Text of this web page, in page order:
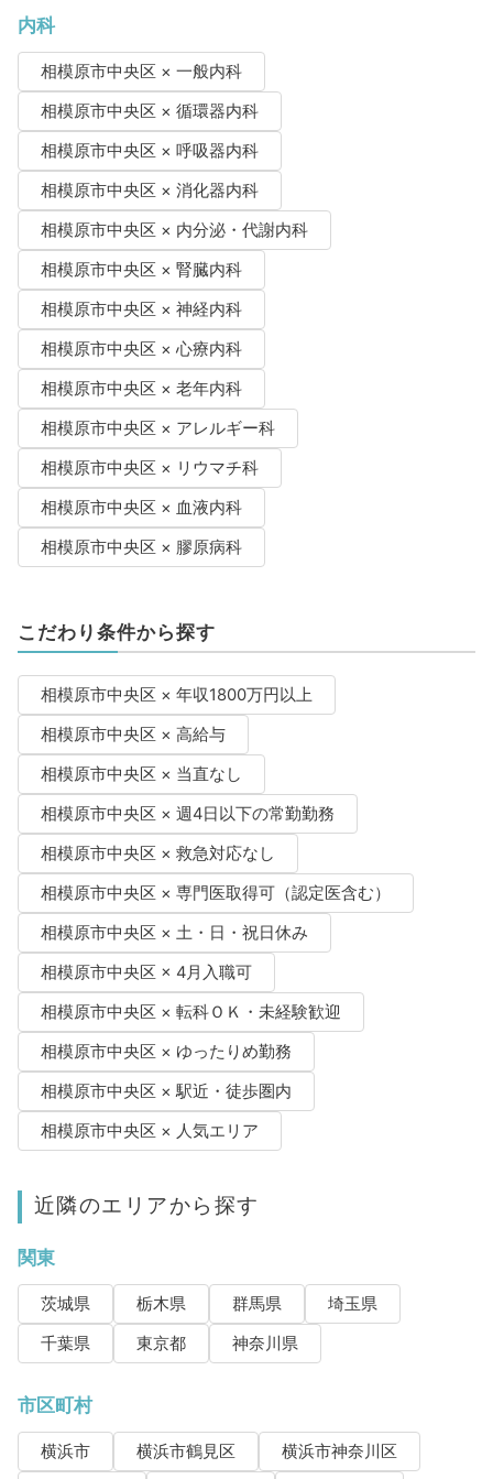
内科
相模原市中央区 × 一般内科
相模原市中央区 × 循環器内科
相模原市中央区 × 呼吸器内科
相模原市中央区 × 消化器内科
相模原市中央区 × 内分泌・代謝内科
相模原市中央区 × 腎臓内科
相模原市中央区 × 神経内科
相模原市中央区 × 心療内科
相模原市中央区 × 老年内科
相模原市中央区 × アレルギー科
相模原市中央区 × リウマチ科
相模原市中央区 × 血液内科
相模原市中央区 × 膠原病科
こだわり条件から探す
相模原市中央区 × 年収1800万円以上
相模原市中央区 × 高給与
相模原市中央区 × 当直なし
相模原市中央区 × 週4日以下の常勤勤務
相模原市中央区 × 救急対応なし
相模原市中央区 × 専門医取得可（認定医含む）
相模原市中央区 × 土・日・祝日休み
相模原市中央区 × 4月入職可
相模原市中央区 × 転科ＯＫ・未経験歓迎
相模原市中央区 × ゆったりめ勤務
相模原市中央区 × 駅近・徒歩圏内
相模原市中央区 × 人気エリア
近隣のエリアから探す
関東
茨城県 栃木県 群馬県
埼玉県
千葉県
東京都 神奈川県
市区町村
横浜市 横浜市鶴見区
横浜市神奈川区